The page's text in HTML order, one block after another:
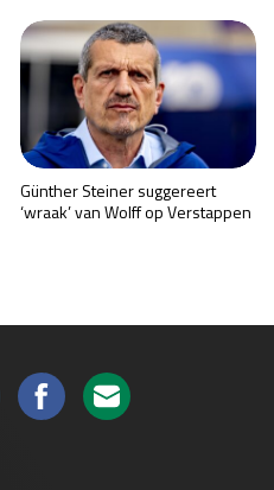
Günther Steiner suggereert
‘wraak’ van Wolff op Verstappen